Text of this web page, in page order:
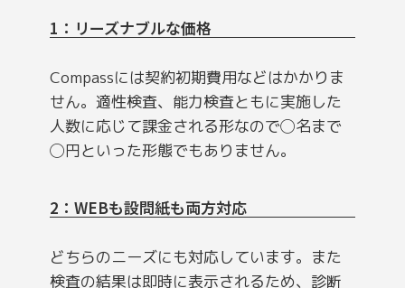
1：リーズナブルな価格
Compassには契約初期費用などはかかりま
せん。適性検査、能力検査ともに実施した
人数に応じて課金される形なので◯名まで
◯円といった形態でもありません。
2：WEBも設問紙も両方対応
どちらのニーズにも対応しています。また
検査の結果は即時に表示されるため、診断